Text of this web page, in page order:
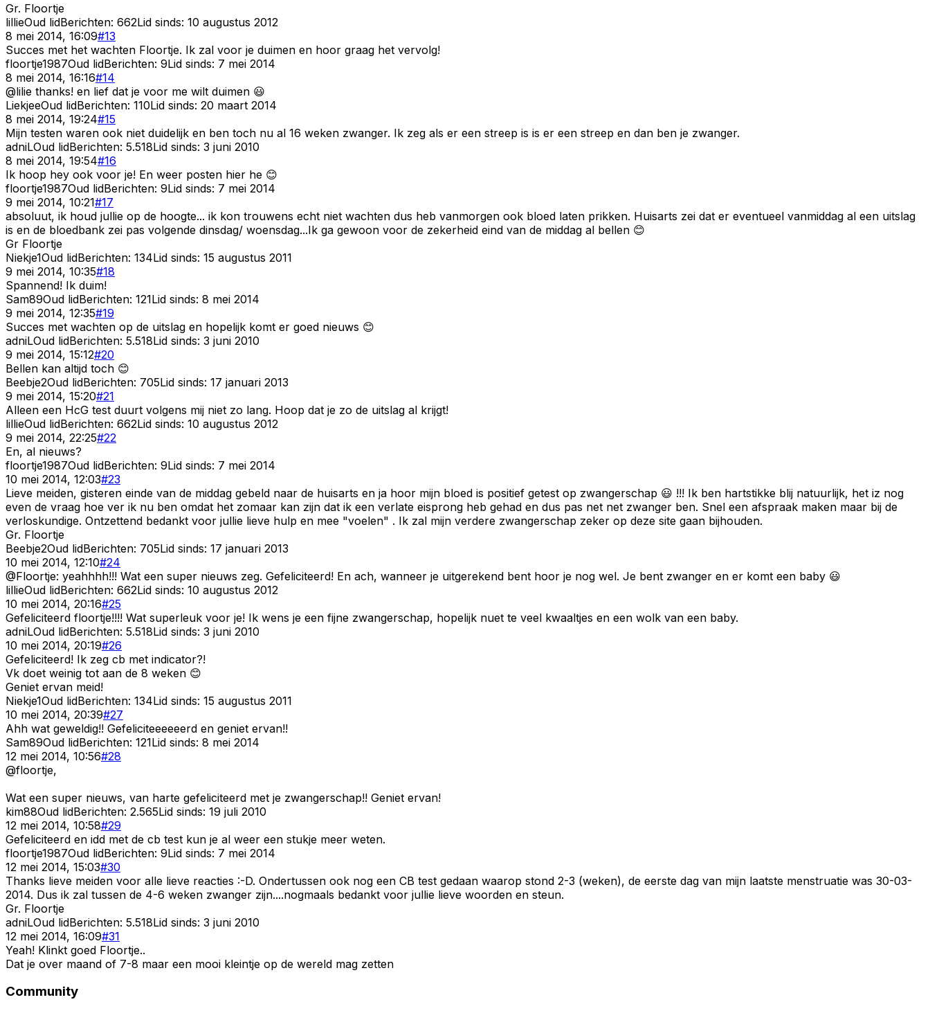
Gr. Floortje
lillieOud lidBerichten: 662Lid sinds: 10 augustus 2012
8 mei 2014, 16:09#13
Succes met het wachten Floortje. Ik zal voor je duimen en hoor graag het vervolg!
floortje1987Oud lidBerichten: 9Lid sinds: 7 mei 2014
8 mei 2014, 16:16#14
@lilie thanks! en lief dat je voor me wilt duimen 😃
LiekjeeOud lidBerichten: 110Lid sinds: 20 maart 2014
8 mei 2014, 19:24#15
Mijn testen waren ook niet duidelijk en ben toch nu al 16 weken zwanger. Ik zeg als er een streep is is er een streep en dan ben je zwanger.
adniLOud lidBerichten: 5.518Lid sinds: 3 juni 2010
8 mei 2014, 19:54#16
Ik hoop hey ook voor je! En weer posten hier he 😊
floortje1987Oud lidBerichten: 9Lid sinds: 7 mei 2014
9 mei 2014, 10:21#17
absoluut, ik houd jullie op de hoogte... ik kon trouwens echt niet wachten dus heb vanmorgen ook bloed laten prikken. Huisarts zei dat er eventueel vanmiddag al een uitslag
is en de bloedbank zei pas volgende dinsdag/ woensdag...Ik ga gewoon voor de zekerheid eind van de middag al bellen 😊
Gr Floortje
Niekje1Oud lidBerichten: 134Lid sinds: 15 augustus 2011
9 mei 2014, 10:35#18
Spannend! Ik duim!
Sam89Oud lidBerichten: 121Lid sinds: 8 mei 2014
9 mei 2014, 12:35#19
Succes met wachten op de uitslag en hopelijk komt er goed nieuws 😊
adniLOud lidBerichten: 5.518Lid sinds: 3 juni 2010
9 mei 2014, 15:12#20
Bellen kan altijd toch 😊
Beebje2Oud lidBerichten: 705Lid sinds: 17 januari 2013
9 mei 2014, 15:20#21
Alleen een HcG test duurt volgens mij niet zo lang. Hoop dat je zo de uitslag al krijgt!
lillieOud lidBerichten: 662Lid sinds: 10 augustus 2012
9 mei 2014, 22:25#22
En, al nieuws?
floortje1987Oud lidBerichten: 9Lid sinds: 7 mei 2014
10 mei 2014, 12:03#23
Lieve meiden, gisteren einde van de middag gebeld naar de huisarts en ja hoor mijn bloed is positief getest op zwangerschap 😃 !!! Ik ben hartstikke blij natuurlijk, het iz nog
even de vraag hoe ver ik nu ben omdat het zomaar kan zijn dat ik een verlate eisprong heb gehad en dus pas net net zwanger ben. Snel een afspraak maken maar bij de
verloskundige. Ontzettend bedankt voor jullie lieve hulp en mee "voelen" . Ik zal mijn verdere zwangerschap zeker op deze site gaan bijhouden.
Gr. Floortje
Beebje2Oud lidBerichten: 705Lid sinds: 17 januari 2013
10 mei 2014, 12:10#24
@Floortje: yeahhhh!!! Wat een super nieuws zeg. Gefeliciteerd! En ach, wanneer je uitgerekend bent hoor je nog wel. Je bent zwanger en er komt een baby 😃
lillieOud lidBerichten: 662Lid sinds: 10 augustus 2012
10 mei 2014, 20:16#25
Gefeliciteerd floortje!!!! Wat superleuk voor je! Ik wens je een fijne zwangerschap, hopelijk nuet te veel kwaaltjes en een wolk van een baby.
adniLOud lidBerichten: 5.518Lid sinds: 3 juni 2010
10 mei 2014, 20:19#26
Gefeliciteerd! Ik zeg cb met indicator?!
Vk doet weinig tot aan de 8 weken 😊
Geniet ervan meid!
Niekje1Oud lidBerichten: 134Lid sinds: 15 augustus 2011
10 mei 2014, 20:39#27
Ahh wat geweldig!! Gefeliciteeeeeerd en geniet ervan!!
Sam89Oud lidBerichten: 121Lid sinds: 8 mei 2014
12 mei 2014, 10:56#28
@floortje,
Wat een super nieuws, van harte gefeliciteerd met je zwangerschap!! Geniet ervan!
kim88Oud lidBerichten: 2.565Lid sinds: 19 juli 2010
12 mei 2014, 10:58#29
Gefeliciteerd en idd met de cb test kun je al weer een stukje meer weten.
floortje1987Oud lidBerichten: 9Lid sinds: 7 mei 2014
12 mei 2014, 15:03#30
Thanks lieve meiden voor alle lieve reacties :-D. Ondertussen ook nog een CB test gedaan waarop stond 2-3 (weken), de eerste dag van mijn laatste menstruatie was 30-03-
2014. Dus ik zal tussen de 4-6 weken zwanger zijn....nogmaals bedankt voor jullie lieve woorden en steun.
Gr. Floortje
adniLOud lidBerichten: 5.518Lid sinds: 3 juni 2010
12 mei 2014, 16:09#31
Yeah! Klinkt goed Floortje..
Dat je over maand of 7-8 maar een mooi kleintje op de wereld mag zetten
Community